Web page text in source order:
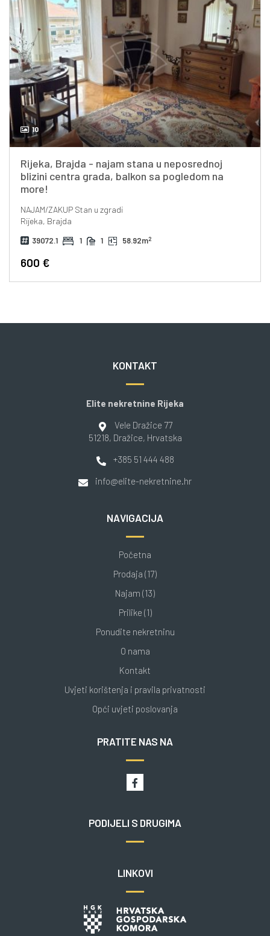
10
Rijeka, Brajda - najam stana u neposrednoj
blizini centra grada, balkon sa pogledom na
more!
NAJAM/ZAKUPStan u zgradi
Rijeka, Brajda
39072.1 1 1 58.92m2
600 €
KONTAKT
Elite nekretnine Rijeka
Vele Dražice 77
51218, Dražice, Hrvatska
+385 51 444 488
info@elite-nekretnine.hr
NAVIGACIJA
Početna
Prodaja (17)
Najam (13)
Prilike (1)
Ponudite nekretninu
O nama
Kontakt
Uvjeti korištenja i pravila privatnosti
Opći uvjeti poslovanja
PRATITE NAS NA
PODIJELI S DRUGIMA
LINKOVI